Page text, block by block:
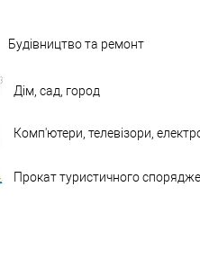
Будівництво та ремонт
Дім, сад, город
Комп'ютери, телевізори,
Прокат туристичного